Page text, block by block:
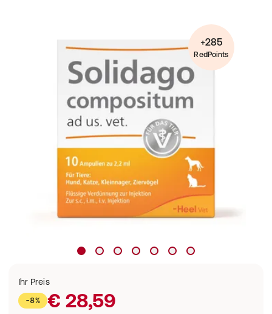
+285
RedPoints
Ihr Preis
-8% € 28,59